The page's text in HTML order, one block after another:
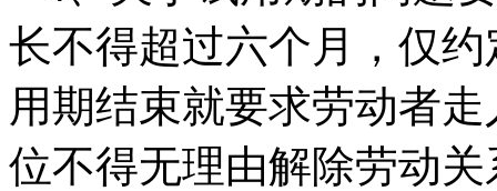
长不得超过六个月，仅
用期结束就要求劳动者
位不得无理由解除劳动